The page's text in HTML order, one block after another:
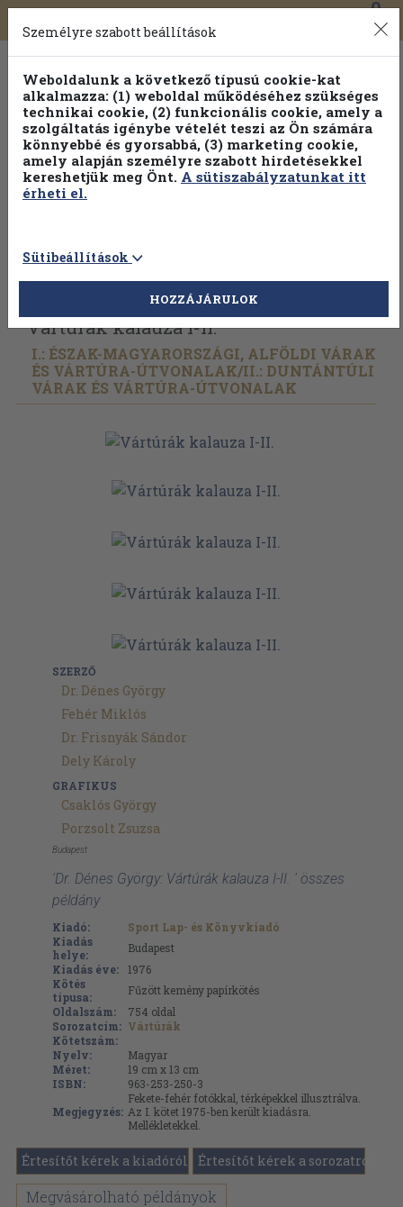
Toggle
navigation
0
Vissza az előző oldalra Válasszon példányt
Vártúrák kalauza I-II.
I.: ÉSZAK-MAGYARORSZÁGI, ALFÖLDI VÁRAK
ÉS VÁRTÚRA-ÚTVONALAK/II.: DUNTÁNTÚLI
VÁRAK ÉS VÁRTÚRA-ÚTVONALAK
SZERZŐ
Dr. Dénes György
Fehér Miklós
Dr. Frisnyák Sándor
Dely Károly
GRAFIKUS
Csaklós György
Porzsolt Zsuzsa
Budapest
'Dr. Dénes György: Vártúrák kalauza I-II. ' összes
példány
Kiadó:
Sport Lap- és Könyvkiadó
Kiadás
helye:
Budapest
Kiadás éve:
1976
Kötés
típusa:
Fűzött kemény papírkötés
Oldalszám:
754 oldal
Sorozatcím: Vártúrák
Kötetszám:
Nyelv:
Magyar
Méret:
19 cm x 13 cm
ISBN:
963-253-250-3
Megjegyzés:
Fekete-fehér fotókkal, térképekkel illusztrálva.
Az I. kötet 1975-ben került kiadásra.
Mellékletekkel.
Értesítőt kérek a kiadóról Értesítőt kérek a sorozatról
Megvásárolható példányok
Személyre szabott beállítások
Weboldalunk a következő típusú cookie-kat
alkalmazza: (1) weboldal működéséhez szükséges
technikai cookie, (2) funkcionális cookie, amely a
szolgáltatás igénybe vételét teszi az Ön számára
könnyebbé és gyorsabbá, (3) marketing cookie,
amely alapján személyre szabott hirdetésekkel
kereshetjük meg Önt. A sütiszabályzatunkat itt
érheti el.
Sütibeállítások
HOZZÁJÁRULOK